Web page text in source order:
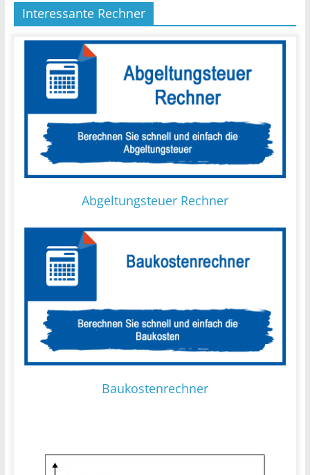
Interessante Rechner
Abgeltungsteuer Rechner
Baukostenrechner